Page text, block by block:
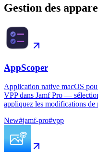
Gestion des
AppScoper
Application native macOS
VPP dans Jamf Pro —
appliquez les modifications de
New#jamf-pro#vpp